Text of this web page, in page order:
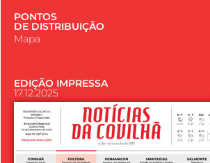
PONTOS
DE DISTRIBUIÇÃO
Mapa
EDIÇÃO IMPRESSA
17.12.2025